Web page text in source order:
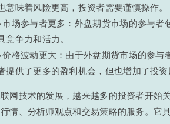
意味着风险更高，投资者需要谨慎操作。
市场参与者更多：外盘期货市场的参与
竞争力和活力。
价格波动更大：由于外盘期货市场的参
提供了更多的盈利机会，但也增加了投资
网技术的发展，越来越多的投资者开始
情、分析师观点和交易策略的服务。它